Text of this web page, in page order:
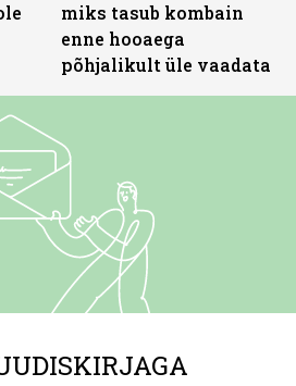
miks tasub kombain
enne hooaega
põhjalikult üle vaadata